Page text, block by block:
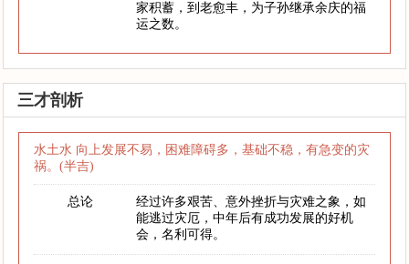
家积蓄，到老愈丰，为子孙继承余庆的福
运之数。
三才剖析
水土水 向上发展不易，困难障碍多，基础不稳，有急变的灾
祸。(半吉)
总论
经过许多艰苦、意外挫折与灾难之象，如
能逃过灾厄，中年后有成功发展的好机
会，名利可得。